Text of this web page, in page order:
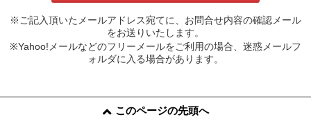
※ご記入頂いたメールアドレス宛てに、お問合せ内容の確認メール
をお送りいたします。
※Yahoo!メールなどのフリーメールをご利用の場合、迷惑メールフ
ォルダに入る場合があります。
このページの先頭へ